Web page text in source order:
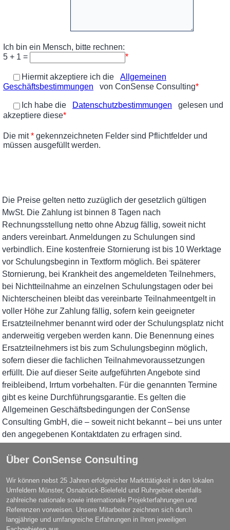
Die Preise gelten netto zuzüglich der gesetzlich gültigen
MwSt. Die Zahlung ist binnen 8 Tagen nach
Rechnungsstellung netto ohne Abzug fällig, soweit nicht
anders vereinbart. Anmeldungen zu Schulungen sind
verbindlich. Eine kostenfreie Stornierung ist bis 10 Werktage
vor Schulungsbeginn in Textform möglich. Bei späterer
Stornierung, bei Krankheit des angemeldeten Teilnehmers,
bei Nichtteilnahme an einzelnen Schulungstagen oder bei
Nichterscheinen bleibt das vereinbarte Teilnahmeentgelt in
voller Höhe zur Zahlung fällig, sofern kein geeigneter
Ersatzteilnehmer benannt wird oder der Schulungsplatz nicht
anderweitig vergeben werden kann. Die Benennung eines
Ersatzteilnehmers ist bis zum Schulungsbeginn möglich,
sofern dieser die fachlichen Teilnahmevoraussetzungen
erfüllt. Die auf dieser Seite aufgeführten Angebote sind
freibleibend, Irrtum vorbehalten. Für die genannten Termine
gibt es keine Durchführungsgarantie. Es gelten die
Allgemeinen Geschäftsbedingungen der ConSense
Consulting GmbH, die – soweit nicht bekannt – bei uns unter
den angegebenen Kontaktdaten zu erfragen sind.
Über ConSense Consulting
Wir können nebst 25 Jahren erfolgreicher Markttätigkeit in den lokalen
Umfeldern Münster, Osnabrück-Bielefeld und Ruhrgebiet ebenfalls
zahlreiche nationale sowie internationale Projekterfahrungen und
Referenzen vorweisen. Unsere Mitarbeiter zeichnen sich durch
langjährige und umfangreiche Erfahrungen in Ihren jeweiligen